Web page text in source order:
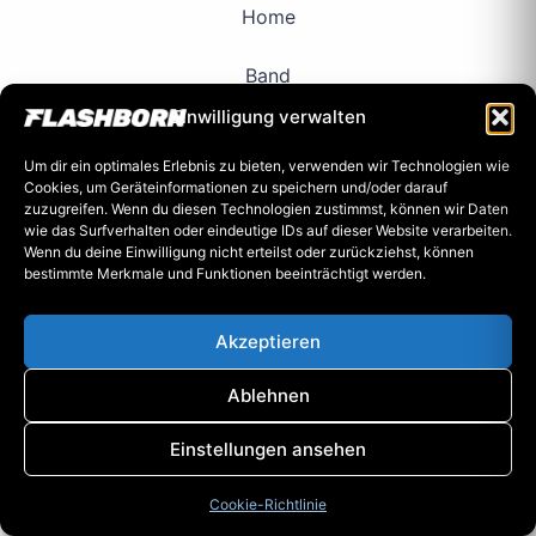
Einwilligung verwalten
Um dir ein optimales Erlebnis zu bieten, verwenden wir Technologien wie
Cookies, um Geräteinformationen zu speichern und/oder darauf
zuzugreifen. Wenn du diesen Technologien zustimmst, können wir Daten
wie das Surfverhalten oder eindeutige IDs auf dieser Website verarbeiten.
Wenn du deine Einwilligung nicht erteilst oder zurückziehst, können
bestimmte Merkmale und Funktionen beeinträchtigt werden.
Akzeptieren
Ablehnen
Einstellungen ansehen
Cookie-Richtlinie
Home
Band
Songs
Videos
Merch
Kontakt
Impressum
Copyright © 2026 Flashborn